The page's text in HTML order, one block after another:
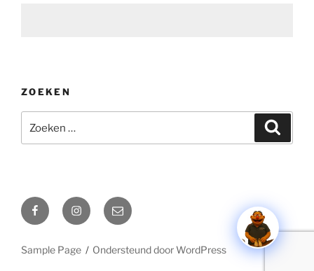
ZOEKEN
naar:
FacebookInstagramEmail
Sample Page Ondersteund door WordPress